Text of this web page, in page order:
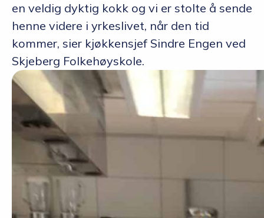
en veldig dyktig kokk og vi er stolte å sende
henne videre i yrkeslivet, når den tid
kommer, sier kjøkkensjef Sindre Engen ved
Skjeberg Folkehøyskole.